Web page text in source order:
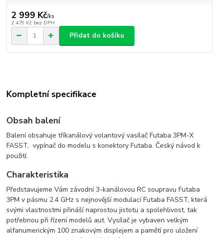
2 999 Kč/ks
2 479 Kč bez DPH
Přidat do košíku
Kompletní specifikace
Obsah balení
Balení obsahuje tříkanálový volantový vasílač Futaba 3PM-X
FASST, vypínač do modelu s konektory Futaba. Český návod k
použití.
Charakteristika
Představujeme Vám závodní 3-kanálovou RC soupravu Futaba
3PM v pásmu 2.4 GHz s nejnovější modulací Futaba FASST, která
svými vlastnostmi přináší naprostou jistotu a spolehlivost, tak
potřebnou při řízení modelů aut. Vysílač je vybaven velkým
alfanumerickým 100 znakovým displejem a pamětí pro uložení